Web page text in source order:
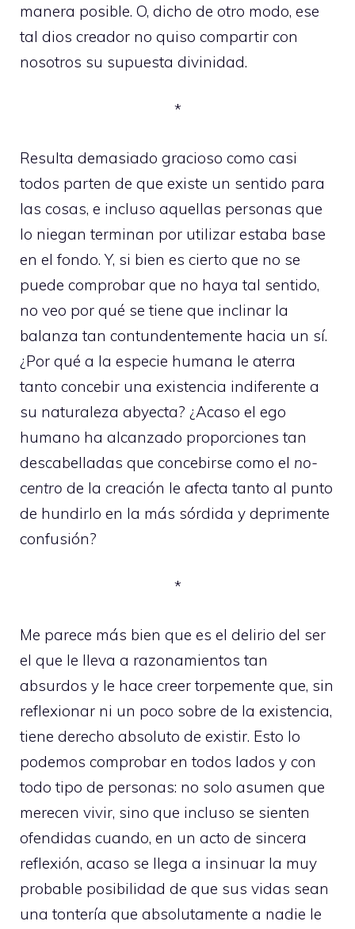
manera posible. O, dicho de otro modo, ese
tal dios creador no quiso compartir con
nosotros su supuesta divinidad.
*
Resulta demasiado gracioso como casi
todos parten de que existe un sentido para
las cosas, e incluso aquellas personas que
lo niegan terminan por utilizar estaba base
en el fondo. Y, si bien es cierto que no se
puede comprobar que no haya tal sentido,
no veo por qué se tiene que inclinar la
balanza tan contundentemente hacia un sí.
¿Por qué a la especie humana le aterra
tanto concebir una existencia indiferente a
su naturaleza abyecta? ¿Acaso el ego
humano ha alcanzado proporciones tan
descabelladas que concebirse como el no-
centro de la creación le afecta tanto al punto
de hundirlo en la más sórdida y deprimente
confusión?
*
Me parece más bien que es el delirio del ser
el que le lleva a razonamientos tan
absurdos y le hace creer torpemente que, sin
reflexionar ni un poco sobre de la existencia,
tiene derecho absoluto de existir. Esto lo
podemos comprobar en todos lados y con
todo tipo de personas: no solo asumen que
merecen vivir, sino que incluso se sienten
ofendidas cuando, en un acto de sincera
reflexión, acaso se llega a insinuar la muy
probable posibilidad de que sus vidas sean
una tontería que absolutamente a nadie le